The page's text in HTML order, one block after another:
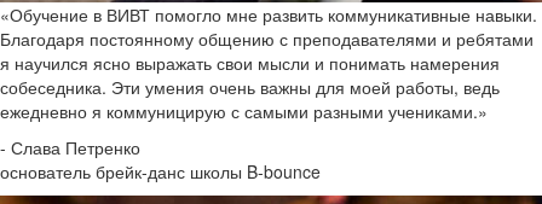
«Обучение в ВИВТ помогло мне развить коммуникативные навыки.
Благодаря постоянному общению с преподавателями и ребятами
я научился ясно выражать свои мысли и понимать намерения
собеседника. Эти умения очень важны для моей работы, ведь
ежедневно я коммуницирую с самыми разными учениками.»
- Слава Петренко
основатель брейк-данс школы B-bounce